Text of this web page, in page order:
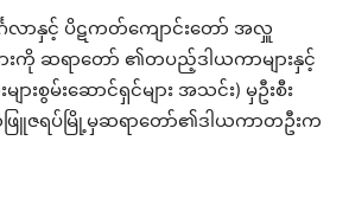
ဂလာနှင့် ပိဋကတ်ကျောင်းတော် အလှူ
းကို ဆရာတော် ၏တပည့်ဒါယကာများနှင့်
ျားစွမ်းဆောင်ရှင်များ အသင်း) မှဦးစီး
ြူဇရပ်မြို့မှဆရာတော်၏ဒါယကာတဦးက